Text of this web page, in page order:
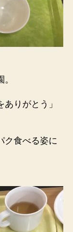
りがとう」
ク食べる姿に